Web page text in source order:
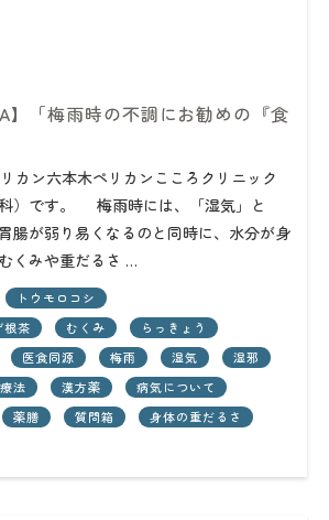
】「梅雨時の不調にお勧めの『食
カン六本木ペリカンこころクリニック
科）です。 梅雨時には、「湿気」と
腸が弱り易くなるのと同時に、水分が身
くみや重だるさ …
トウモロコシ
根茶
むくみ
らっきょう
医食同源 梅雨 湿気
湿邪
法 漢方薬
病気について
薬膳 質問箱
身体の重だるさ